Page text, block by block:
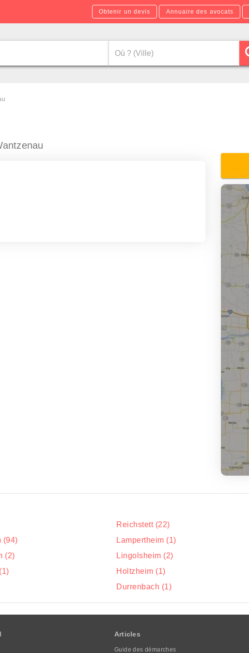
Obtenir un devis Annuaire des avocats
Reichstett (22)
(94) Lampertheim (1)
(2) Lingolsheim (2)
Holtzheim (1)
Durrenbach (1)
Articles
Guide des démarches